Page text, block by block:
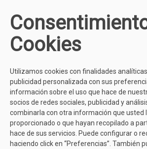
Alpargata
Sandalia
OUTLET
Cookies
Utilizamos cookies con finalidades
publicidad personalizada con sus
información sobre el uso que hace de
socios de redes sociales, publicidad y
combinarla con otra información que usted
proporcionado o que hayan recopilado a
hace de sus servicios. Puede configurar o
haciendo click en “Preferencias”. También